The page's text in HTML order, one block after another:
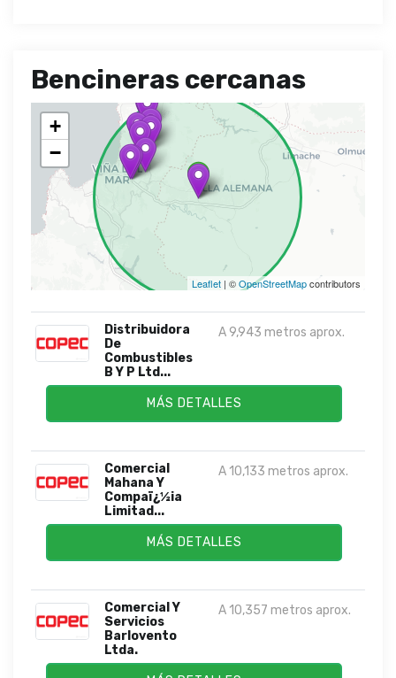
Bencineras cercanas
+
−
Leaflet | ©OpenStreetMapcontributors
Distribuidora
De
Combustibles
B Y P Ltd...
A 9,943 metros aprox.
MÁS DETALLES
Comercial
Mahana Y
Compaï¿½ia
Limitad...
A 10,133 metros aprox.
MÁS DETALLES
Comercial Y
Servicios
Barlovento
Ltda.
A 10,357 metros aprox.